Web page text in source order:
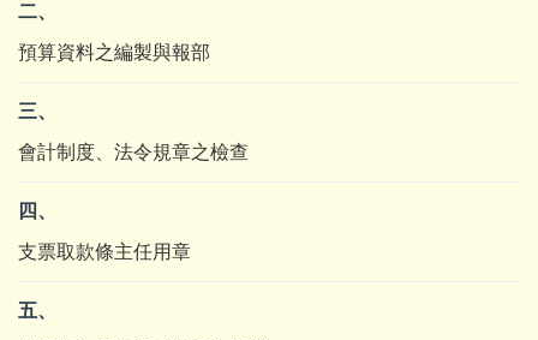
二、
預算資料之編製與報部
三、
會計制度、法令規章之檢查
四、
支票取款條主任用章
五、